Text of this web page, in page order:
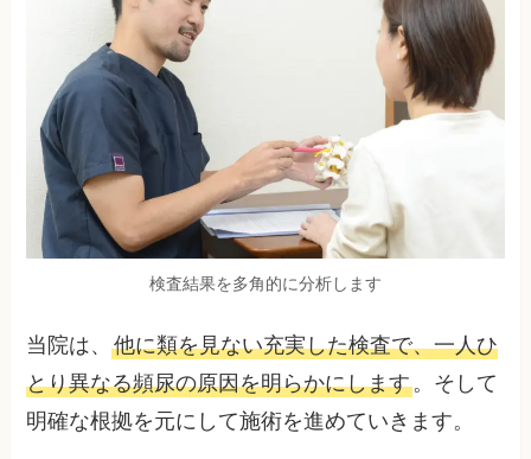
検査結果を多角的に分析します
当院は、他に類を見ない充実した検査で、一人ひ
とり異なる頻尿の原因を明らかにします。そして
明確な根拠を元にして施術を進めていきます。